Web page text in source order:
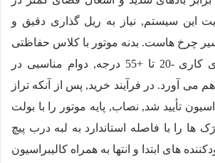
این سیستم, نیاز به ریل گذاری دقیق و
چرخ هاست. بدنه موتور با کلاس حفاظتی
IP54 یا بالاتر و دمای کاری -20 تا +55 درجه, دوام مناسبی در
می آورد. در فرآیند خرید, پس از آنکه تراز
تأیید شد, نصاب, پایه موتور را با بولت
را با فاصله استاندارد به لبه درب پیچ
های ابتدا و انتها به همراه کالیبراسیون